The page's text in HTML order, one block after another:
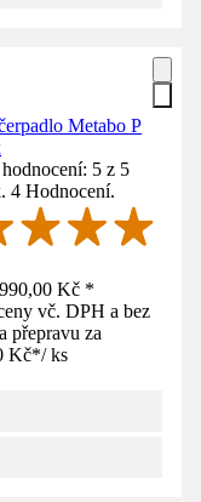
Metabo P
5 z 5
4 Hodnocení.
Kč *
vč. DPH a bez
přepravu za
Kč*/ ks